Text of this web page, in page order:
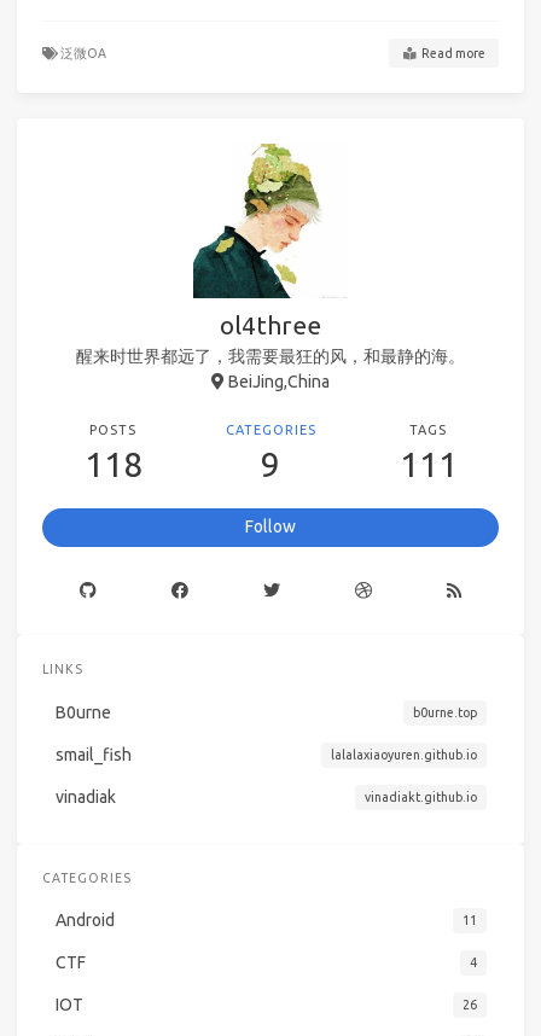
泛微OA Read more
ol4three
醒来时世界都远了，我需要最狂的风，和最静的海。
BeiJing,China
POSTS
118
CATEGORIES
9
TAGS
111
Follow
LINKS
B0urne b0urne.top
smail_fish lalalaxiaoyuren.github.io
vinadiak vinadiakt.github.io
CATEGORIES
Android 11
CTF 4
IOT 26